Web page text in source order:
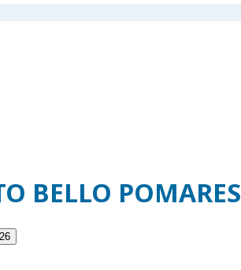
BELLO POMARES